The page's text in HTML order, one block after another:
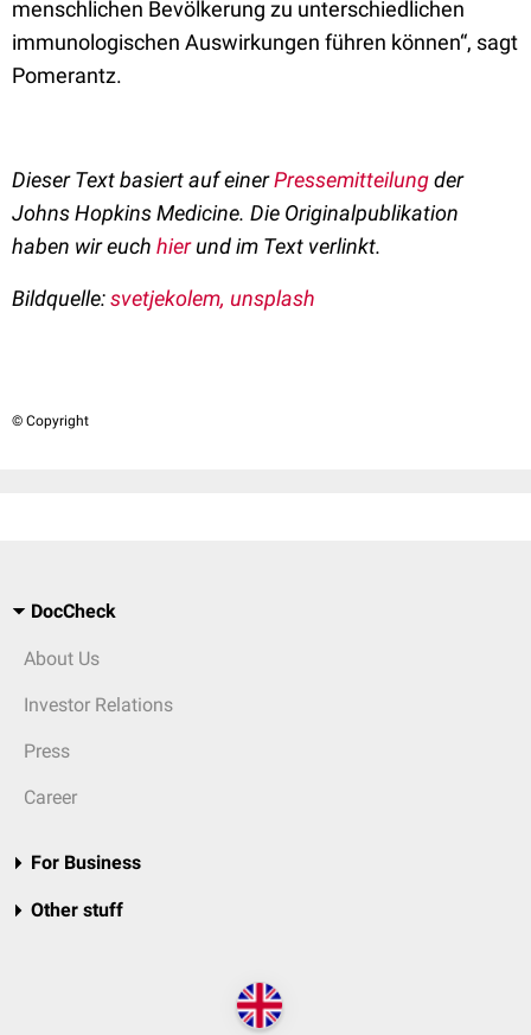
menschlichen Bevölkerung zu unterschiedlichen
immunologischen Auswirkungen führen können“, sagt
Pomerantz.
Dieser Text basiert auf einerPressemitteilungder
Johns Hopkins Medicine. Die Originalpublikation
haben wir euch hierund im Text verlinkt.
Bildquelle:svetjekolem, unsplash
© Copyright
DocCheck
About Us
Investor Relations
Press
Career
For Business
Other stuff